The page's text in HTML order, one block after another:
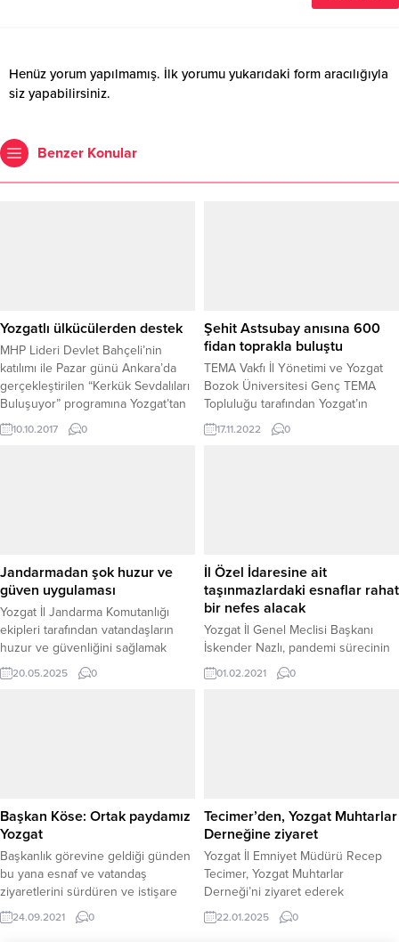
Henüz yorum yapılmamış. İlk yorumu yukarıdaki form aracılığıyla
siz yapabilirsiniz.
Benzer Konular
Yozgatlı ülkücülerden destek
MHP Lideri Devlet Bahçeli’nin
katılımı ile Pazar günü Ankara’da
gerçekleştirilen “Kerkük Sevdalıları
Buluşuyor” programına Yozgat’tan
çok sayıda ülkücü destek verdi.
10.10.2017 0
Şehit Astsubay anısına 600
fidan toprakla buluştu
TEMA Vakfı İl Yönetimi ve Yozgat
Bozok Üniversitesi Genç TEMA
Topluluğu tarafından Yozgat’ın
Çayıralan ilçesine bağlı Derekemal
köyü kırsalına Şehit Astsubay
17.11.2022 0
Jandarmadan şok huzur ve
güven uygulaması
Yozgat İl Jandarma Komutanlığı
ekipleri tarafından vatandaşların
huzur ve güvenliğini sağlamak
amacıyla geniş çaplı “Şok Huzur ve
Güven Uygulaması” gerçekleştirildi.
sonucunda 5 araç trafikten men...
20.05.2025 0
İl Özel İdaresine ait
taşınmazlardaki esnaflar rahat
bir nefes alacak
Yozgat İl Genel Meclisi Başkanı
İskender Nazlı, pandemi sürecinin
sosyal ve ekonomik hayattaki
etkilerini azaltmak için İl Özel
alacakların taksitlendirilmesi,
ertelenmesi ya da tahsilinden
vazgeçilmesi yoluna gidildiğini
söyledi.
01.02.2021 0
Başkan Köse: Ortak paydamız
Yozgat
Başkanlık görevine geldiği günden
bu yana esnaf ve vatandaş
ziyaretlerini sürdüren ve istişare
toplantıları düzenleyen Yozgat
Belediye Başkanı Celal Köse,
24.09.2021 0
Tecimer’den, Yozgat Muhtarlar
Derneğine ziyaret
Yozgat İl Emniyet Müdürü Recep
Tecimer, Yozgat Muhtarlar
Derneği’ni ziyaret ederek
muhtarlarla bir araya geldi.
Toplantıda, güvenlik ve asayiş ile
22.01.2025 0